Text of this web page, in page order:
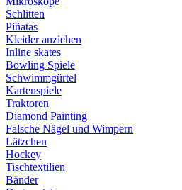
Schlitten
Piñatas
Kleider anziehen
Inline skates
Bowling Spiele
Schwimmgürtel
Kartenspiele
Traktoren
Diamond Painting
Falsche Nägel und Wimpern
Lätzchen
Hockey
Tischtextilien
Bänder